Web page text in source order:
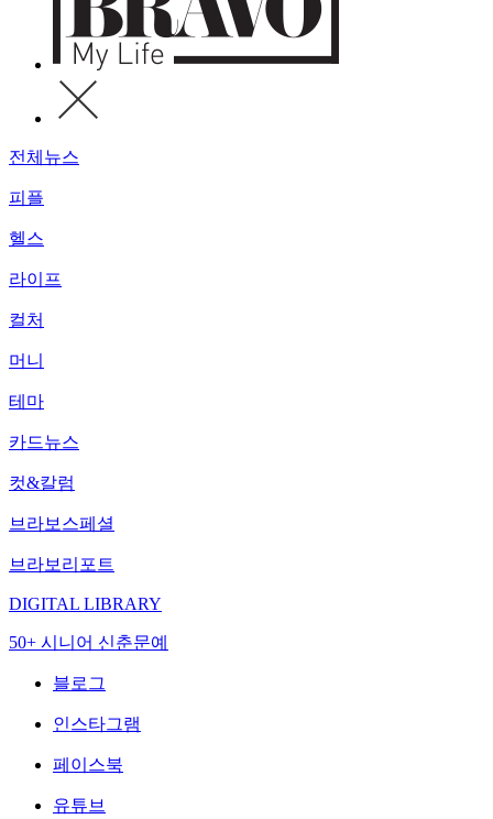
전체뉴스
피플
헬스
라이프
컬처
머니
테마
카드뉴스
컷&칼럼
브라보스페셜
브라보리포트
DIGITAL LIBRARY
50+ 시니어 신춘문예
블로그
인스타그램
페이스북
유튜브